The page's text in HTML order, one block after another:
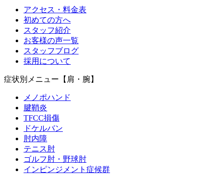
アクセス・料金表
初めての方へ
スタッフ紹介
お客様の声一覧
スタッフブログ
採用について
症状別メニュー【肩・腕】
メノポハンド
腱鞘炎
TFCC損傷
ドケルバン
肘内障
テニス肘
ゴルフ肘・野球肘
インピンジメント症候群